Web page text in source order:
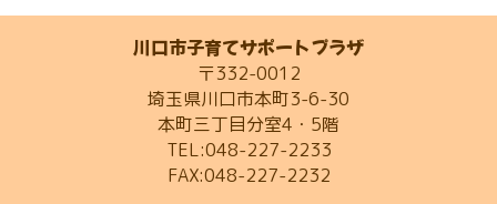
川口市子育てサポートプラザ
〒332-0012
埼玉県川口市本町3-6-30
本町三丁目分室4・5階
TEL:048-227-2233
FAX:048-227-2232